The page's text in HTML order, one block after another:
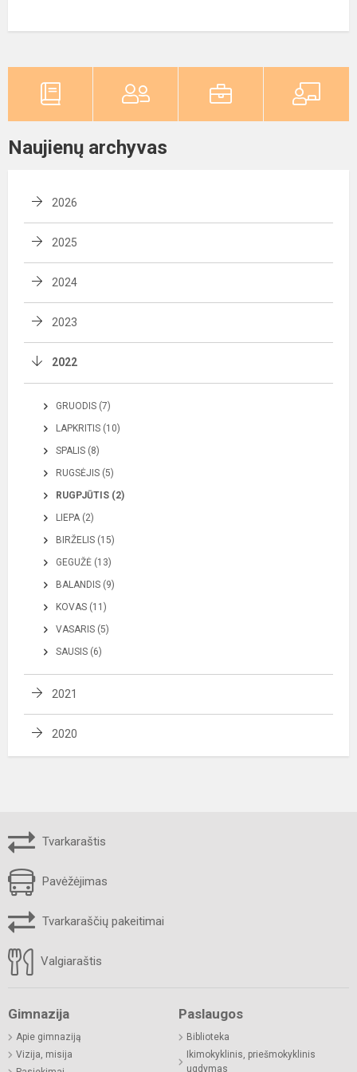
Naujienų archyvas
2026
2025
2024
2023
2022
GRUODIS (7)
LAPKRITIS (10)
SPALIS (8)
RUGSĖJIS (5)
RUGPJŪTIS (2)
LIEPA (2)
BIRŽELIS (15)
GEGUŽĖ (13)
BALANDIS (9)
KOVAS (11)
VASARIS (5)
SAUSIS (6)
2021
2020
Tvarkaraštis
Pavėžėjimas
Tvarkaraščių pakeitimai
Valgiaraštis
Gimnazija
Apie gimnaziją
Vizija, misija
Paslaugos
Biblioteka
Ikimokyklinis, priešmokyklinis
ugdymas